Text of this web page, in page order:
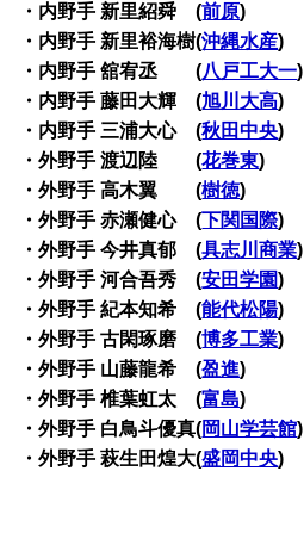
・内野手 新里紹舜 (前原)
・内野手 新里裕海樹(沖縄水産)
・内野手 舘宥丞 (八戸工大一)
・内野手 藤田大輝 (旭川大高)
・内野手 三浦大心 (秋田中央)
・外野手 渡辺陸 (花巻東)
・外野手 高木翼 (樹徳)
・外野手 赤瀬健心 (下関国際)
・外野手 今井真郁 (具志川商業)
・外野手 河合吾秀 (安田学園)
・外野手 紀本知希 (能代松陽)
・外野手 古閑琢磨 (博多工業)
・外野手 山藤龍希 (盈進)
・外野手 椎葉虹太 (富島)
・外野手 白鳥斗優真(岡山学芸館)
・外野手 萩生田煌大(盛岡中央)